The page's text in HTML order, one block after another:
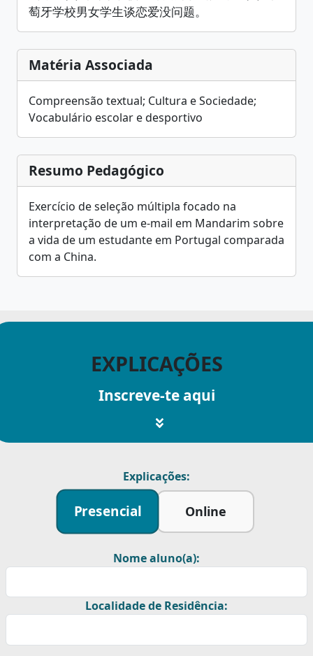
萄牙学校男女学生谈恋爱没问题。
Matéria Associada
Compreensão textual; Cultura e Sociedade;
Vocabulário escolar e desportivo
Resumo Pedagógico
Exercício de seleção múltipla focado na
interpretação de um e-mail em Mandarim sobre
a vida de um estudante em Portugal comparada
com a China.
EXPLICAÇÕES
Inscreve-te aqui
Explicações:
Presencial Online
Nome aluno(a):
Localidade de Residência: